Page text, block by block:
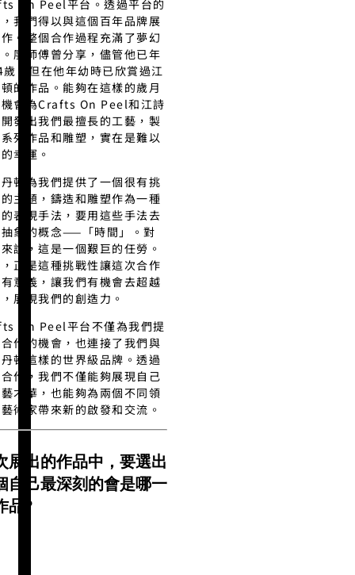
On Peel平台。透過平台的
我們得以與這個百年品牌展
。整個合作過程充滿了夢幻
廖師傅曾分享，儘管他已年
，但在他年幼時已欣賞過江
的作品。能夠在這樣的歲月
會為Crafts On Peel和江詩
發出我們最擅長的工藝，製
列作品和雕塑，實在是難以
幸運。
頓為我們提供了一個很有挑
主題，鑄造和雕塑作為一種
表現手法，要用這些手法去
象的概念——「時間」。對
說，這是一個艱巨的任勞。
正是這種挑戰性讓這次合作
意義，讓我們有機會去超越
展現我們的創造力。
On Peel平台不僅為我們提
作的機會，也連接了我們與
頓這樣的世界級品牌。透過
作，我們不僅能夠展現自己
才華，也能夠為兩個不同領
術家帶來新的啟發和交流。
展出的作品中，要選出
自己最深刻的會是哪一
品?